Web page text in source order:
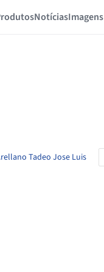
NotíciasImagens
Tadeo Jose Luis